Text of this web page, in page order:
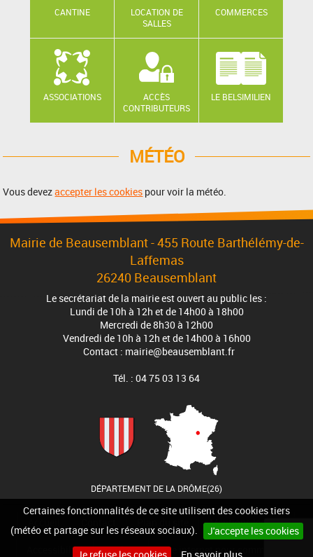
Certaines fonctionnalités de ce site utilisent des cookies tiers
(météo et partage sur les réseaux sociaux).
J'accepte les cookies
CANTINE
LOCATION DE
SALLES
COMMERCES
ASSOCIATIONS
ACCÈS
CONTRIBUTEURS
LE BELSIMILIEN
MÉTÉO
Vous devezaccepter les cookies pour voir la météo.
Mairie de Beausemblant - 455 Route Barthélémy-de-
Laffemas
26240 Beausemblant
Le secrétariat de la mairie est ouvert au public les :
Lundi de 10h à 12h et de 14h00 à 18h00
Mercredi de 8h30 à 12h00
Vendredi de 10h à 12h et de 14h00 à 16h00
Contact : mairie@beausemblant.fr
Tél. : 04 75 03 13 64
DÉPARTEMENT DE LA DRÔME(26)
Mentions légales
Accessibilité Cookies Site internet pour communes